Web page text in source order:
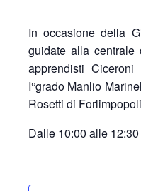
In occasione della
guidate alla
apprendisti
I°grado Manlio
Rosetti​ ​di​
Dalle 10:00 alle